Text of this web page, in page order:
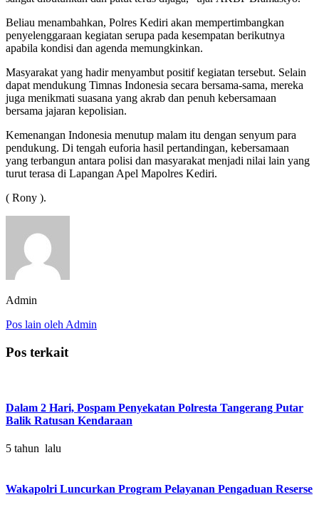
Beliau menambahkan, Polres Kediri akan mempertimbangkan
penyelenggaraan kegiatan serupa pada kesempatan berikutnya
apabila kondisi dan agenda memungkinkan.
Masyarakat yang hadir menyambut positif kegiatan tersebut. Selain
dapat mendukung Timnas Indonesia secara bersama-sama, mereka
juga menikmati suasana yang akrab dan penuh kebersamaan
bersama jajaran kepolisian.
Kemenangan Indonesia menutup malam itu dengan senyum para
pendukung. Di tengah euforia hasil pertandingan, kebersamaan
yang terbangun antara polisi dan masyarakat menjadi nilai lain yang
turut terasa di Lapangan Apel Mapolres Kediri.
( Rony ).
Admin
Pos lain oleh Admin
Pos terkait
Dalam 2 Hari, Pospam Penyekatan Polresta Tangerang Putar
Balik Ratusan Kendaraan
5 tahun lalu
Wakapolri Luncurkan Program Pelayanan Pengaduan Reserse